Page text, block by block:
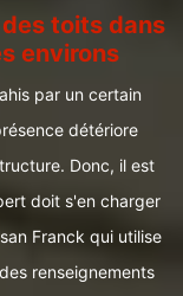
toits dans
environs
par un certain
détériore
Donc, il est
doit s'en charger
Franck qui utilise
renseignements